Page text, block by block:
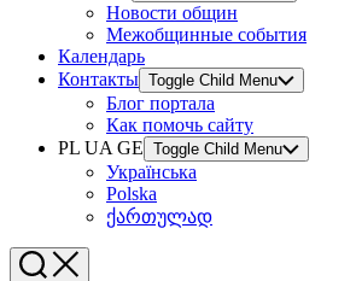
Новости общин
Межобщинные события
Календарь
Контакты Toggle Child Menu
Блог портала
Как помочь сайту
PL UA GE Toggle Child Menu
Українська
Polska
ქართულად